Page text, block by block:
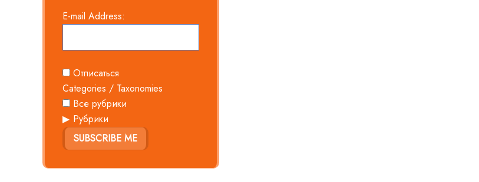
E-mail Address:
Отписаться
Categories / Taxonomies
Все рубрики
Рубрики
SUBSCRIBE ME